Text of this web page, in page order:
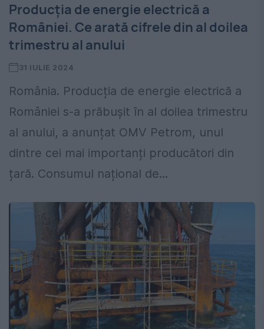
Producția de energie electrică a
României. Ce arată cifrele din al doilea
trimestru al anului
31 IULIE 2024
România. Producția de energie electrică a
României s-a prăbușit în al doilea trimestru
al anului, a anunțat OMV Petrom, unul
dintre cei mai importanți producători din
țară. Consumul național de...